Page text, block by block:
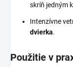
skríň jedným
Intenzívne
dvierka.
Použitie v